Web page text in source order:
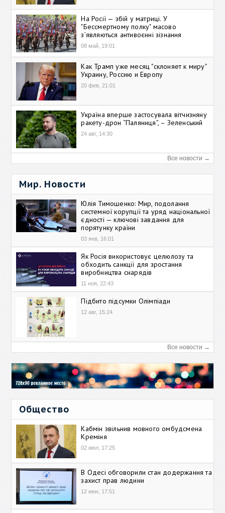
На Росії — збій у матриці. У
"Бессмертному полку" масово
зʼявляються антивоєнні зізнання
08 май, 19:01
Как Трамп уже месяц "склоняет к миру"
Украину, Россию и Европу
20 фев, 21:01
Україна вперше застосувала вітчизняну
ракету-дрон “Паляниця”, – Зеленський
24 авг, 14:30
Все новости →
Мир. Новости
Юлія Тимошенко: Мир, подолання
системної корупції та уряд національної
єдності — ключові завдання для
порятунку країни
03 янв, 16:01
Як Росія використовує целюлозу та
обходить санкції для зростання
виробництва снарядів
11 ноя, 22:43
Підбито підсумки Олімпіади
12 авг, 15:24
Все новости →
Общество
Кабмін звільнив мовного омбудсмена
Креміня
02 июл, 17:25
В Одесі обговорили стан додержання та
захист прав людини
12 июн, 17:51